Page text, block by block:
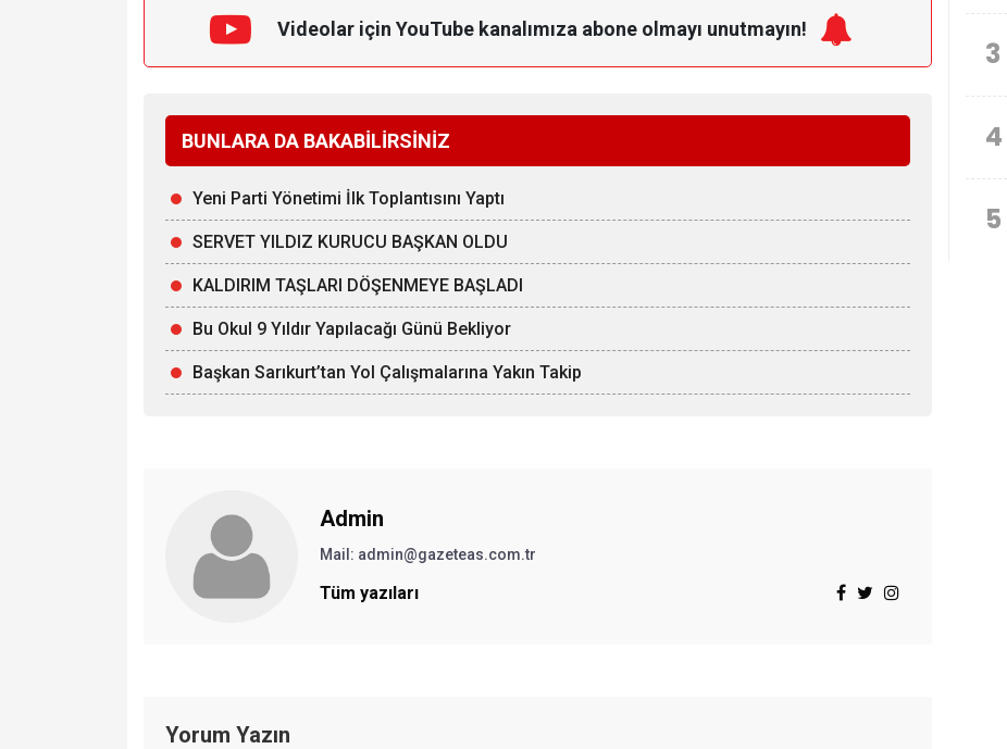
Videolar için YouTube kanalımıza abone olmayı unutmayın!
BUNLARA DA BAKABİLİRSİNİZ
Yeni Parti Yönetimi İlk Toplantısını Yaptı
SERVET YILDIZ KURUCU BAŞKAN OLDU
KALDIRIM TAŞLARI DÖŞENMEYE BAŞLADI
Bu Okul 9 Yıldır Yapılacağı Günü Bekliyor
Başkan Sarıkurt’tan Yol Çalışmalarına Yakın Takip
Admin
Mail: admin@gazeteas.com.tr
Tüm yazıları
Yorum Yazın
3
4
5